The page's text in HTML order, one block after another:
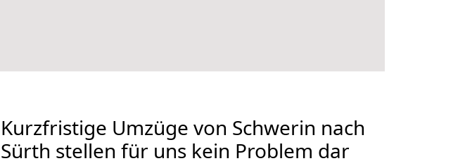
Kurzfristige Umzüge von Schwerin nach
Sürth stellen für uns kein Problem dar